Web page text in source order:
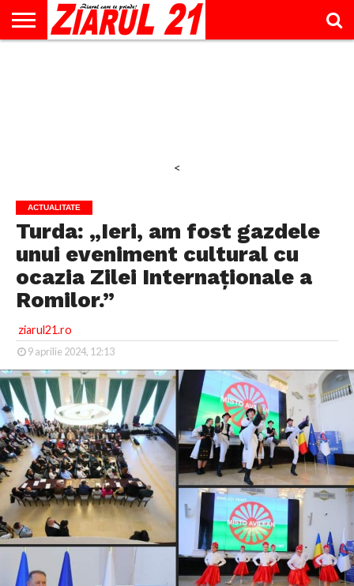
<
ACTUALITATE
Turda: „Ieri, am fost gazdele
unui eveniment cultural cu
ocazia Zilei Internaționale a
Romilor.”
ziarul21.ro
9 aprilie 2024, 12:13